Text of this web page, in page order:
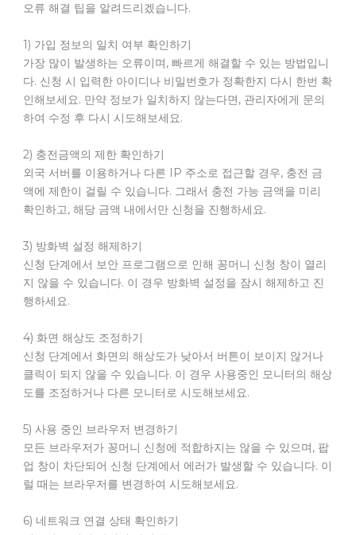
오류 해결 팁을 알려드리겠습니다.
1) 가입 정보의 일치 여부 확인하기
가장 많이 발생하는 오류이며, 빠르게 해결할 수 있는 방법입니
다. 신청 시 입력한 아이디나 비밀번호가 정확한지 다시 한번 확
인해보세요. 만약 정보가 일치하지 않는다면, 관리자에게 문의
하여 수정 후 다시 시도해보세요.
2) 충전금액의 제한 확인하기
외국 서버를 이용하거나 다른 IP 주소로 접근할 경우, 충전 금
액에 제한이 걸릴 수 있습니다. 그래서 충전 가능 금액을 미리
확인하고, 해당 금액 내에서만 신청을 진행하세요.
3) 방화벽 설정 해제하기
신청 단계에서 보안 프로그램으로 인해 꽁머니 신청 창이 열리
지 않을 수 있습니다. 이 경우 방화벽 설정을 잠시 해제하고 진
행하세요.
4) 화면 해상도 조정하기
신청 단계에서 화면의 해상도가 낮아서 버튼이 보이지 않거나
클릭이 되지 않을 수 있습니다. 이 경우 사용중인 모니터의 해상
도를 조정하거나 다른 모니터로 시도해보세요.
5) 사용 중인 브라우저 변경하기
모든 브라우저가 꽁머니 신청에 적합하지는 않을 수 있으며, 팝
업 창이 차단되어 신청 단계에서 에러가 발생할 수 있습니다. 이
럴 때는 브라우저를 변경하여 시도해보세요.
6) 네트워크 연결 상태 확인하기